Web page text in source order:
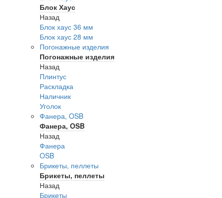
Блок Хаус
Назад
Блок хаус 36 мм
Блок хаус 28 мм
Погонажные изделия
Погонажные изделия
Назад
Плинтус
Раскладка
Наличник
Уголок
Фанера, OSB
Фанера, OSB
Назад
Фанера
OSB
Брикеты, пеллеты
Брикеты, пеллеты
Назад
Брикеты